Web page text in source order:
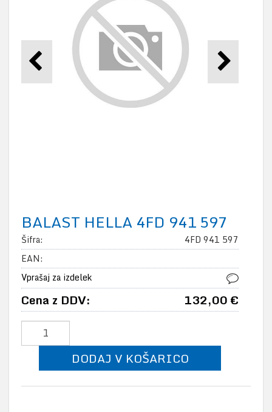
BALAST HELLA 4FD 941 597
Šifra:
4FD 941 597
EAN:
Vprašaj za izdelek
Cena z DDV: 132,00 €
DODAJ V KOŠARICO